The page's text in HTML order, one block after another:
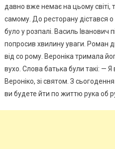
давно вже немає на цьому світі,
самому. До ресторану дістався
було у розпалі. Василь Іванович
попросив хвилину уваги. Роман
від со рому. Вероніка тримала
вухо. Слова батька були такі: — Я
Вероніко, зі святом. З
ви будете йти по життю рука об